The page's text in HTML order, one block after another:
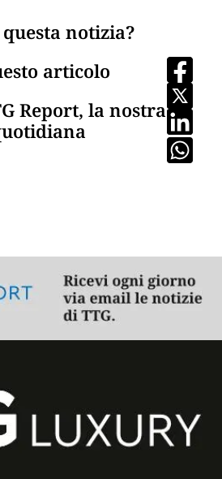
notizia?
articolo
Report, la nostra